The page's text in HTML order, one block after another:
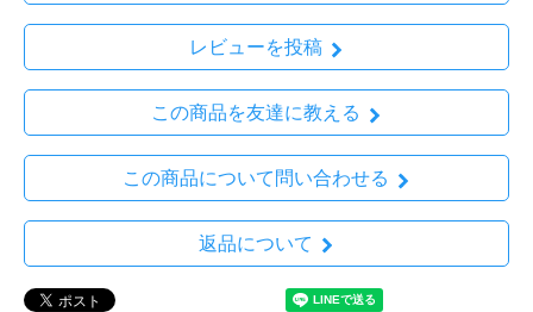
レビューを投稿
この商品を友達に教える
この商品について問い合わせる
返品について